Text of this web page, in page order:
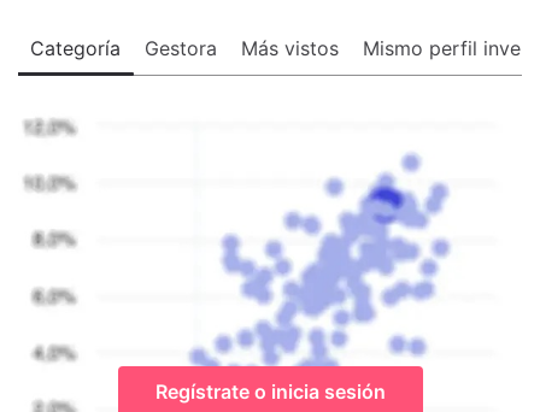
Categoría Gestora Más vistos Mismo perfil
Regístrate o inicia sesión